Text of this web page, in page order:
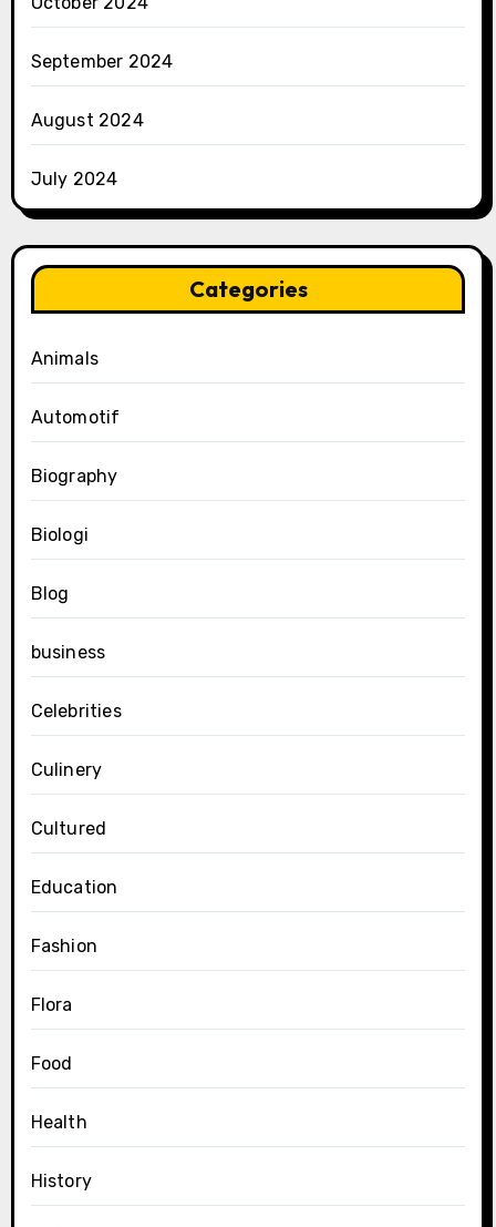
September 2024
August 2024
July 2024
Categories
Animals
Automotif
Biography
Biologi
Blog
business
Celebrities
Culinery
Cultured
Education
Fashion
Flora
Food
Health
History